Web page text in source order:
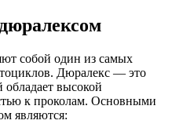
собой один из самых
Дюралекс — это
высокой
к проколам. Основными
являются: